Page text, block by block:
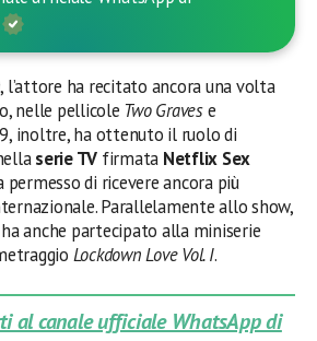
l’attore ha recitato ancora una volta
nelle pellicole Two Gravese
inoltre, ha ottenuto il ruolo di
serie TV firmata Netflix Sex
permesso di ricevere ancora più
Parallelamente allo show,
anche partecipato alla miniserie
Lockdown Love Vol. I.
al canale ufficiale WhatsApp di